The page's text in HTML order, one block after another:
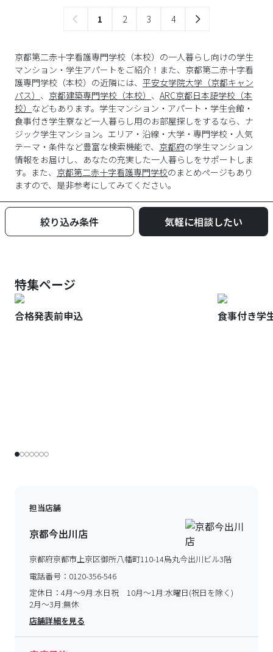
1 2 3 4
京都第二赤十字看護専門学校（本校）の一人暮らし向けの学生
マンション・学生アパートをご紹介！また、京都第二赤十字看
護専門学校（本校）の近隣には、 平安女学院大学（京都キャン
パス） 、 京都建築専門学校（本校） 、 ARC京都日本語学校（本
校） などもあります。学生マンション・アパート・学生会館・
食事付き学生寮など一人暮らし用のお部屋探しをするなら、ナ
ジック学生マンション。エリア・沿線・大学・専門学校・人気
テーマ・条件など豊富な検索機能で、 京都府の学生マンション
情報をお届けし、あなたの充実した一人暮らしをサポートしま
す。また、 京都第二赤十字看護専門学校のまとめページもあり
ますので、是非参考にしてみてください。
絞り込み条件 気軽に相談したい
特集ページ
合格発表前申込 食事付き学
担当店舗
京都今出川店
京都府京都市上京区御所八幡町110-14烏丸今出川ビル3階
電話番号： 0120-356-546
定休日： 4月～9月:水日祝 10月～1月:水曜日(祝日を除く)
2月～3月:無休
店舗詳細を見る